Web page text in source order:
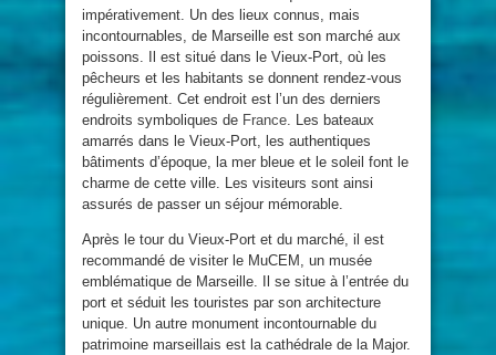
impérativement. Un des lieux connus, mais
incontournables, de Marseille est son marché aux
poissons. Il est situé dans le Vieux-Port, où les
pêcheurs et les habitants se donnent rendez-vous
régulièrement. Cet endroit est l’un des derniers
endroits symboliques de France . Les bateaux
amarrés dans le Vieux-Port, les authentiques
bâtiments d’époque, la mer bleue et le soleil font le
charme de cette ville. Les visiteurs sont ainsi
assurés de passer un séjour mémorable.
Après le tour du Vieux-Port et du marché, il est
recommandé de visiter le MuCEM, un musée
emblématique de Marseille. Il se situe à l’entrée du
port et séduit les touristes par son architecture
unique. Un autre monument incontournable du
patrimoine marseillais est la cathédrale de la Major.